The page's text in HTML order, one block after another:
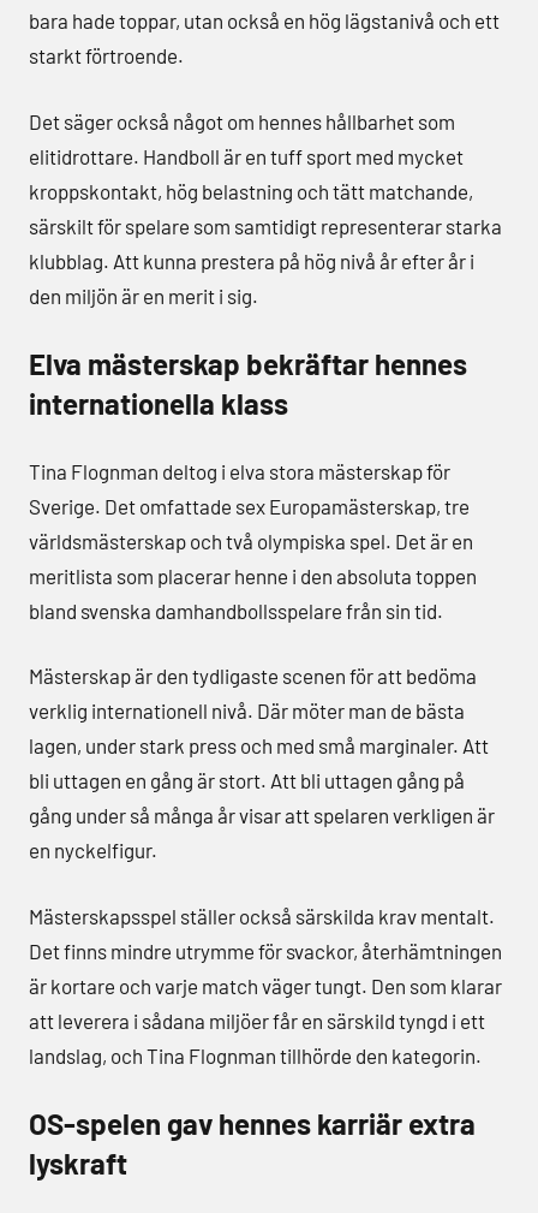
bara hade toppar, utan också en hög lägstanivå och ett
starkt förtroende.
Det säger också något om hennes hållbarhet som
elitidrottare. Handboll är en tuff sport med mycket
kroppskontakt, hög belastning och tätt matchande,
särskilt för spelare som samtidigt representerar starka
klubblag. Att kunna prestera på hög nivå år efter år i
den miljön är en merit i sig.
Elva mästerskap bekräftar hennes
internationella klass
Tina Flognman deltog i elva stora mästerskap för
Sverige. Det omfattade sex Europamästerskap, tre
världsmästerskap och två olympiska spel. Det är en
meritlista som placerar henne i den absoluta toppen
bland svenska damhandbollsspelare från sin tid.
Mästerskap är den tydligaste scenen för att bedöma
verklig internationell nivå. Där möter man de bästa
lagen, under stark press och med små marginaler. Att
bli uttagen en gång är stort. Att bli uttagen gång på
gång under så många år visar att spelaren verkligen är
en nyckelfigur.
Mästerskapsspel ställer också särskilda krav mentalt.
Det finns mindre utrymme för svackor, återhämtningen
är kortare och varje match väger tungt. Den som klarar
att leverera i sådana miljöer får en särskild tyngd i ett
landslag, och Tina Flognman tillhörde den kategorin.
OS-spelen gav hennes karriär extra
lyskraft